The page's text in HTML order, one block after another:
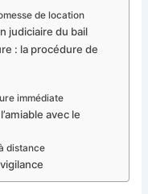
de location
judiciaire du bail
: la procédure de
immédiate
avec le
distance